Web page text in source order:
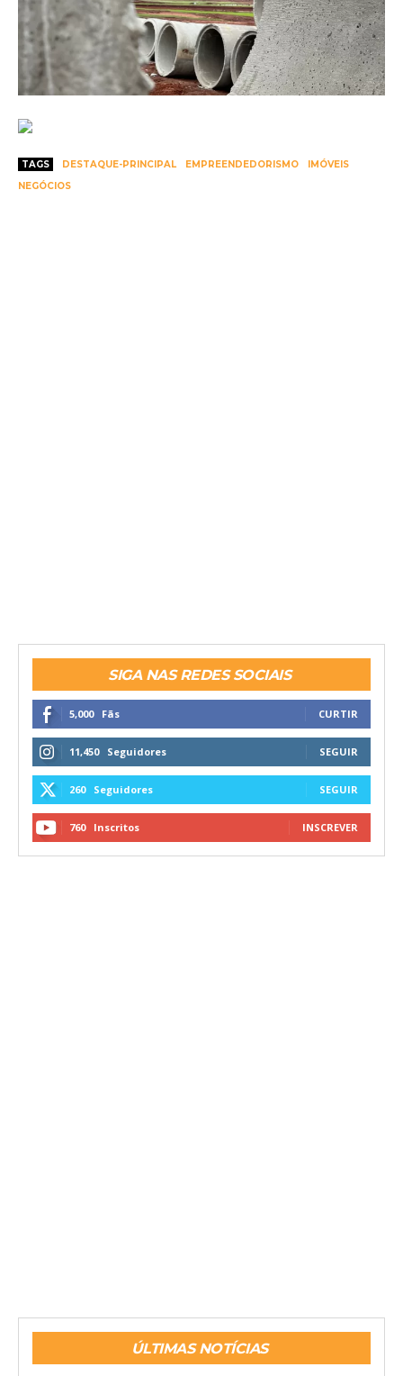
TAGS DESTAQUE-PRINCIPAL EMPREENDEDORISMO
IMÓVEIS
NEGÓCIOS
SIGA NAS REDES SOCIAIS
5,000 Fãs CURTIR
11,450 Seguidores SEGUIR
260 Seguidores SEGUIR
760 Inscritos INSCREVER
ÚLTIMAS NOTÍCIAS